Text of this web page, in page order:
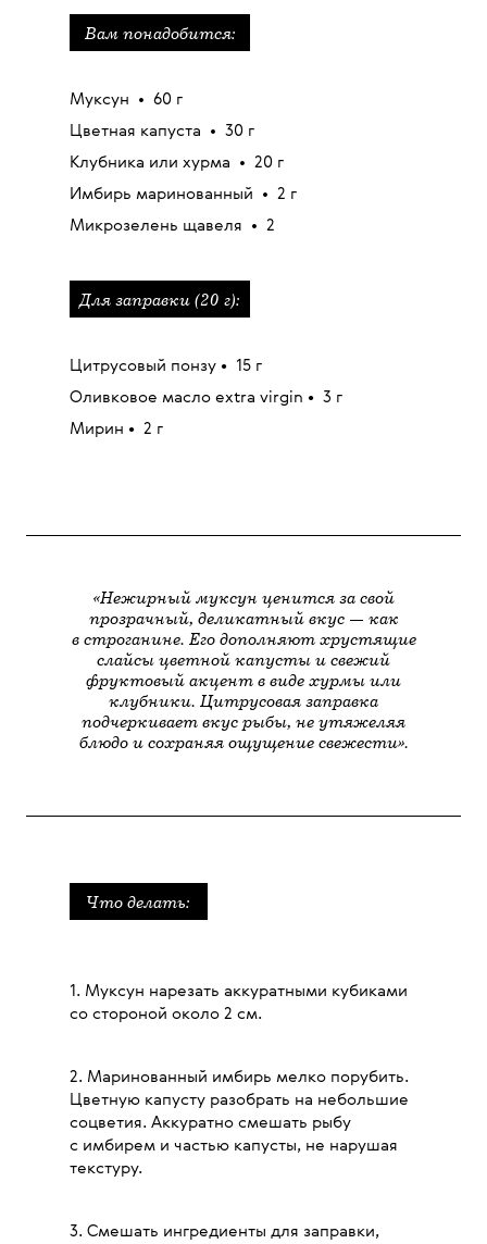
Вам понадобится:
Муксун • 60 г
Цветная капуста • 30 г
Клубника или хурма
•
20 г
Имбирь маринованный
•
2 г
Микрозелень щавеля
• 2
Для заправки (20 г):
Цитрусовый понзу •
15 г
Оливковое масло extra virgin • 3 г
Мирин • 2 г
«Нежирный муксун ценится за свой
прозрачный, деликатный вкус — как
в строганине. Его дополняют хрустящие
слайсы цветной капусты и свежий
фруктовый акцент в виде хурмы или
клубники. Цитрусовая заправка
подчеркивает вкус рыбы, не утяжеляя
блюдо и сохраняя ощущение свежести».
Что делать:
1. Муксун нарезать аккуратными кубиками
со стороной около 2 см.
2. Маринованный имбирь мелко порубить.
Цветную капусту разобрать на небольшие
соцветия. Аккуратно смешать рыбу
с имбирем и частью капусты, не нарушая
текстуру.
3. Смешать ингредиенты для заправки,